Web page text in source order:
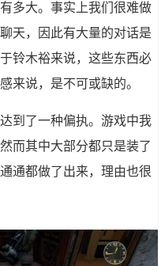
多大。事实上我们很难做
天，因此有大量的对话是
铃木裕来说，这些东西必
来说，是不可或缺的。
了一种偏执。游戏中我
而其中大部分都只是装了
通都做了出来，理由也很